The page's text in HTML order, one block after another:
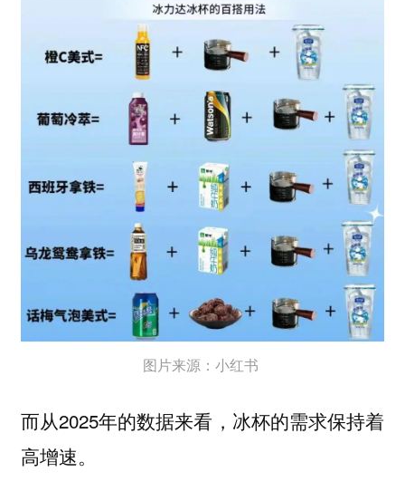
图片来源：小红书
而从2025年的数据来看，冰杯的需求保持着
高增速。